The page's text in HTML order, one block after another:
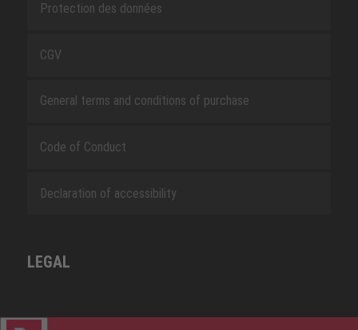
Protection des données
CGV
General terms and conditions of purchase
Code of Conduct
Declaration of accessibility
LEGAL